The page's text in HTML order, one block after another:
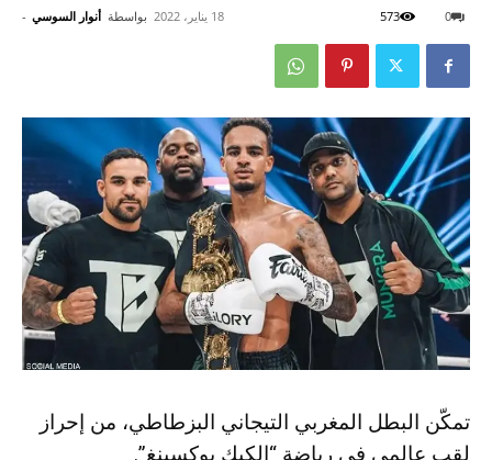
بواسطة أنوار السوسي - 18 يناير، 2022 0
573
تمكّن البطل المغربي التيجاني البزطاطي، من إحراز
لقب عالمي في رياضة “الكيك بوكسينغ”.